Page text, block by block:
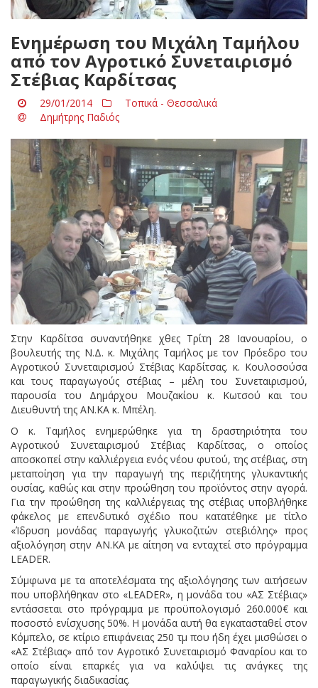
Ενημέρωση του Μιχάλη Ταμήλου
από τον Αγροτικό Συνεταιρισμό
Στέβιας Καρδίτσας
29/01/2014
Τοπικά - Θεσσαλικά
Δημήτρης Παδιός
Στην Καρδίτσα συναντήθηκε χθες Τρίτη 28 Ιανουαρίου, ο
βουλευτής της Ν.Δ. κ. Μιχάλης Ταμήλος με τον Πρόεδρο του
Αγροτικού Συνεταιρισμού Στέβιας Καρδίτσας. κ. Κουλοσούσα
και τους παραγωγούς στέβιας – μέλη του Συνεταιρισμού,
παρουσία του Δημάρχου Μουζακίου κ. Κωτσού και του
Διευθυντή της ΑΝ.ΚΑ κ. Μπέλη.
Ο κ. Ταμήλος ενημερώθηκε για τη δραστηριότητα του
Αγροτικού Συνεταιρισμού Στέβιας Καρδίτσας, ο οποίος
αποσκοπεί στην καλλιέργεια ενός νέου φυτού, της στέβιας, στη
μεταποίηση για την παραγωγή της περιζήτητης γλυκαντικής
ουσίας, καθώς και στην προώθηση του προϊόντος στην αγορά.
Για την προώθηση της καλλιέργειας της στέβιας υποβλήθηκε
φάκελος με επενδυτικό σχέδιο που κατατέθηκε με τίτλο
«Ίδρυση μονάδας παραγωγής γλυκοζιτών στεβιόλης» προς
αξιολόγηση στην ΑΝ.ΚΑ με αίτηση να ενταχτεί στο πρόγραμμα
LEADER.
Σύμφωνα με τα αποτελέσματα της αξιολόγησης των αιτήσεων
που υποβλήθηκαν στο «LEADER», η μονάδα του «ΑΣ Στέβιας»
εντάσσεται στο πρόγραμμα με προϋπολογισμό 260.000€ και
ποσοστό ενίσχυσης 50%. Η μονάδα αυτή θα εγκατασταθεί στον
Κόμπελο, σε κτίριο επιφάνειας 250 τμ που ήδη έχει μισθώσει ο
«ΑΣ Στέβιας» από τον Αγροτικό Συνεταιρισμό Φαναρίου και το
οποίο είναι επαρκές για να καλύψει τις ανάγκες της
παραγωγικής διαδικασίας.